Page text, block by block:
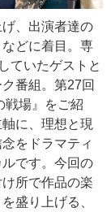
、出演者達の
どに着目。専
ていたゲストと
番組。第27回
戦場』をご紹
に、理想と現
をドラマティ
です。今回の
所で作品の楽
盛り上げる、